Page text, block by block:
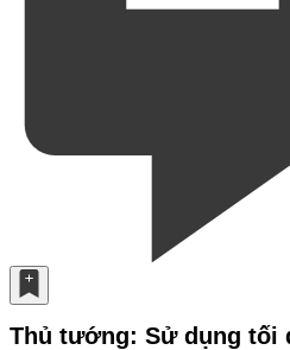
Thủ tướng: Sử dụng tối